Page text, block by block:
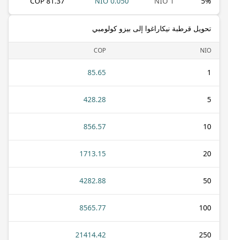
تحويل قرطبة نيكاراغوا إلى بيزو كولومبي
NIO
COP
1
85.65
5
428.28
10
856.57
20
1713.15
50
4282.88
100
8565.77
250
21414.42